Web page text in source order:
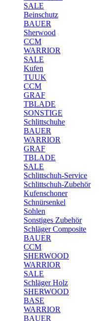
SALE
Beinschutz
BAUER
Sherwood
CCM
WARRIOR
SALE
Kufen
TUUK
CCM
GRAF
TBLADE
SONSTIGE
Schlittschuhe
BAUER
WARRIOR
GRAF
TBLADE
SALE
Schlittschuh-Service
Schlittschuh-Zubehör
Kufenschoner
Schnürsenkel
Sohlen
Sonstiges Zubehör
Schläger Composite
BAUER
CCM
SHERWOOD
WARRIOR
SALE
Schläger Holz
SHERWOOD
BASE
WARRIOR
BAUER